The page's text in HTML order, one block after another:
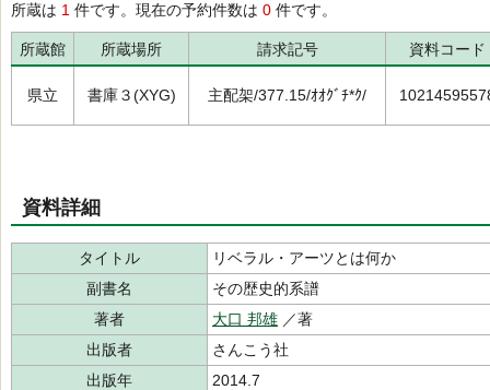
所蔵は 1 件です。現在の予約件数は 0 件です。
所蔵館 所蔵場所 請求記号 資料コード
県立 書庫３(XYG) 主配架/377.15/ｵｵｸﾞﾁ*ｸ/
資料詳細
タイトル
リベラル・アーツとは何か
副書名
その歴史的系譜
著者
大口 邦雄 ／著
出版者
さんこう社
出版年
2014.7